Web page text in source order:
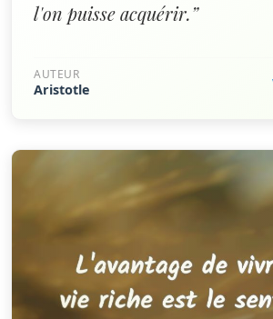
l'on puisse acquérir.”
AUTEUR
Aristotle